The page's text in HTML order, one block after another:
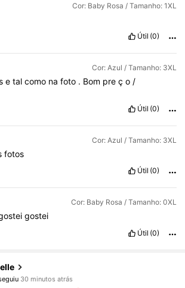
Cor: Baby Rosa / Tamanho: 1XL
Útil (0)
Cor: Azul / Tamanho: 3XL
etalcomo nafoto . Bom preço /
Útil (0)
Cor: Azul / Tamanho: 3XL
fotos
Útil (0)
Cor: Baby Rosa / Tamanho: 0XL
gostei
Útil (0)
30 minutos atrás
a navegar